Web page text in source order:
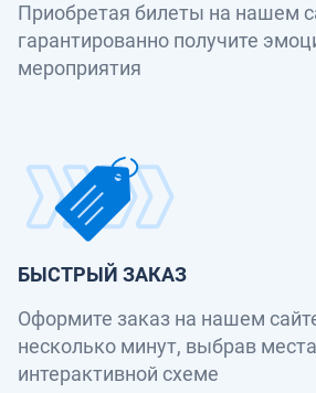
Приобретая билеты на нашем
гарантированно получите
мероприятия
БЫСТРЫЙ ЗАКАЗ
Оформите заказ на нашем
несколько минут, выбрав
интерактивной схеме